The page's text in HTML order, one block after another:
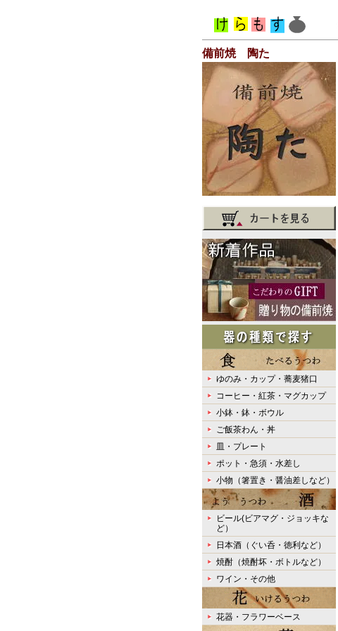
備前焼 陶た
ゆのみ・カップ・蕎麦猪口
コーヒー・紅茶・マグカップ
小鉢・鉢・ボウル
ご飯茶わん・丼
皿・プレート
ポット・急須・水差し
小物（箸置き・醤油差しなど）
ビール(ビアマグ・ジョッキな
ど）
日本酒（ぐい呑・徳利など）
焼酎（焼酎坏・ボトルなど）
ワイン・その他
花器・フラワーベース